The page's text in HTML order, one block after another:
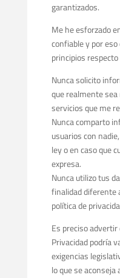
garantizados.
Me he esforzado
confiable y por
principios
Nunca solicito
que realmente
servicios que me
Nunca comparto
usuarios con
ley o en caso que
expresa.
Nunca utilizo tus
finalidad diferente
política de
Es preciso
Privacidad podría
exigencias
lo que se